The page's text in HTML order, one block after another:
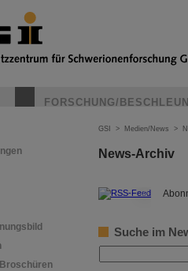
FORSCHUNG/
Broschüren
GSI > Medien/News >
News-Archiv
©
Suche im